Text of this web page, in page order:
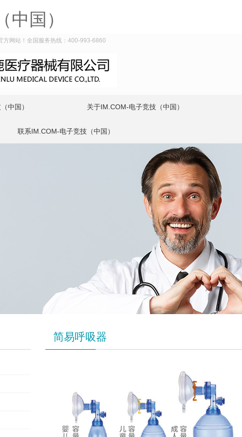
国）
方网站！全国服务热线：400-993-6860
中国） 关于IM.COM-电子竞技（中国）
联系IM.COM-电子竞技（中国）
简易呼吸器